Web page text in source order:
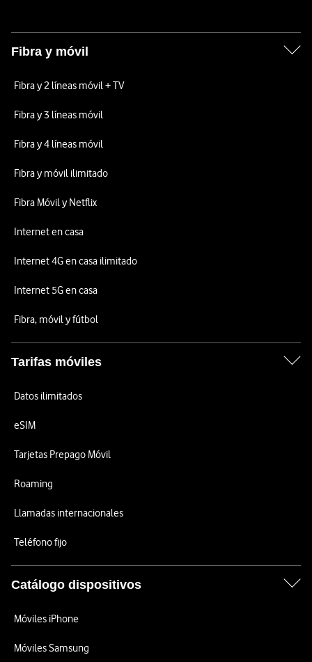
Fibra y móvil
Fibra y 2 líneas móvil + TV
Fibra y 3 líneas móvil
Fibra y 4 líneas móvil
Fibra y móvil ilimitado
Fibra Móvil y Netflix
Internet en casa
Internet 4G en casa ilimitado
Internet 5G en casa
Fibra, móvil y fútbol
Tarifas móviles
Datos ilimitados
eSIM
Tarjetas Prepago Móvil
Roaming
Llamadas internacionales
Teléfono fijo
Catálogo dispositivos
Móviles iPhone
Móviles Samsung